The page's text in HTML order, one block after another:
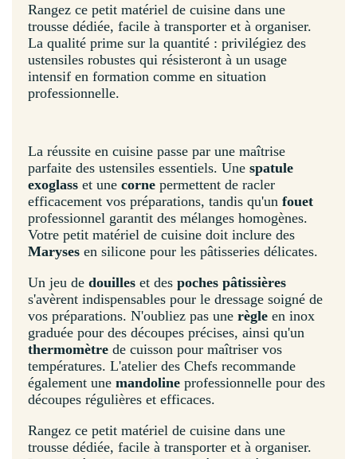
Rangez ce petit matériel de cuisine dans une
trousse dédiée, facile à transporter et à organiser.
La qualité prime sur la quantité : privilégiez des
ustensiles robustes qui résisteront à un usage
intensif en formation comme en situation
professionnelle.
La réussite en cuisine passe par une maîtrise
parfaite des ustensiles essentiels. Une spatule
exoglass et une corne permettent de racler
efficacement vos préparations, tandis qu'un fouet
professionnel garantit des mélanges homogènes.
Votre petit matériel de cuisine doit inclure des
Maryses en silicone pour les pâtisseries délicates.
Un jeu de douilles et des poches pâtissières
s'avèrent indispensables pour le dressage soigné de
vos préparations. N'oubliez pas une règle en inox
graduée pour des découpes précises, ainsi qu'un
thermomètre de cuisson pour maîtriser vos
températures. L'atelier des Chefs recommande
également une mandoline professionnelle pour des
découpes régulières et efficaces.
Rangez ce petit matériel de cuisine dans une
trousse dédiée, facile à transporter et à organiser.